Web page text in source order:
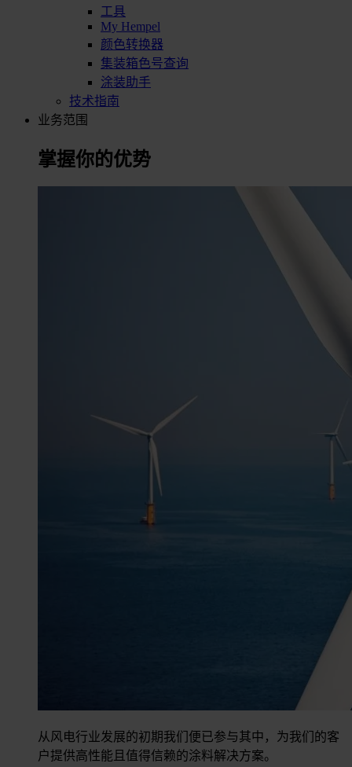
工具
My Hempel
颜色转换器
集装箱色号查询
涂装助手
技术指南
业务范围
掌握你的优势
从风电行业发展的初期我们便已参与其中，为我们的客
户提供高性能且值得信赖的涂料解决方案。